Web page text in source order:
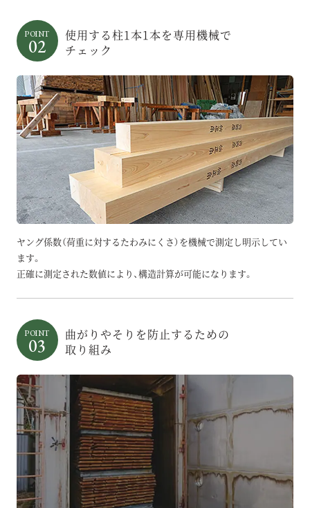
POINT
02
使用する柱1本1本を専用機械で
チェック
ヤング係数（荷重に対するたわみにくさ）を機械で測定し明示してい
ます。
正確に測定された数値により、構造計算が可能になります。
POINT
03
曲がりやそりを防止するための
取り組み